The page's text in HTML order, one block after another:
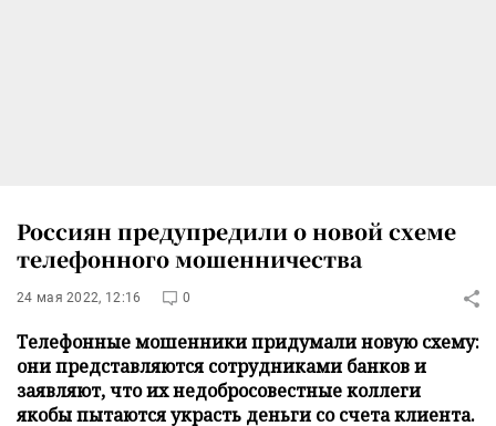
Россиян предупредили о новой схеме
телефонного мошенничества
24 мая 2022, 12:16 0
Телефонные мошенники придумали новую схему:
они представляются сотрудниками банков и
заявляют, что их недобросовестные коллеги
якобы пытаются украсть деньги со счета клиента.